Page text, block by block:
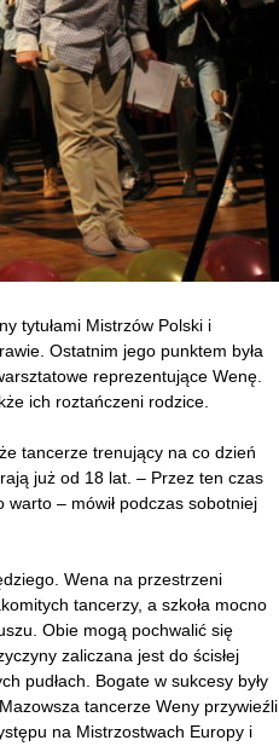
tytułami Mistrzów Polski i
Ostatnim jego punktem była
reprezentujące Wenę.
ich roztańczeni rodzice.
tancerze trenujący na co dzień
już od 18 lat. – Przez ten czas
warto – mówił podczas sobotniej
Wena na przestrzeni
tancerzy, a szkoła mocno
Obie mogą pochwalić się
zaliczana jest do ścisłej
pudłach. Bogate w sukcesy były
tancerze Weny przywieźli
na Mistrzostwach Europy i